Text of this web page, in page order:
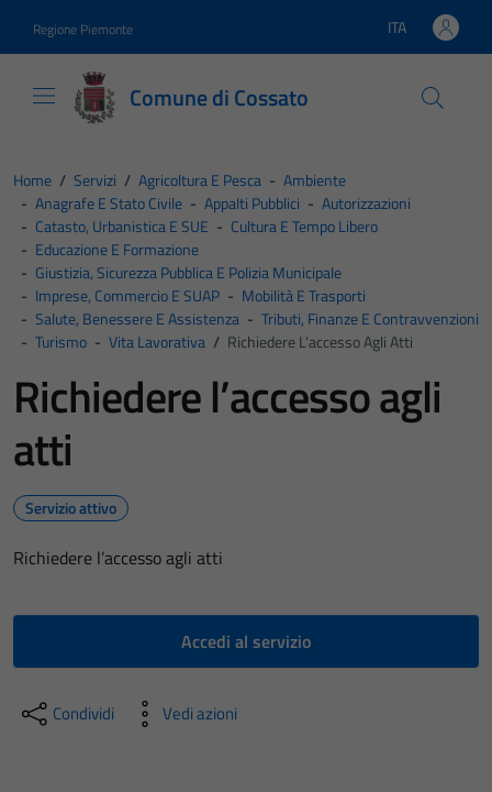
Regione Piemonte Lingua attiva:
ITA
Comune di Cossato
Home / Servizi / Agricoltura E Pesca - Ambiente
- Anagrafe E Stato Civile - Appalti Pubblici - Autorizzazioni
- Catasto, Urbanistica E SUE - Cultura E Tempo Libero
- Educazione E Formazione
- Giustizia, Sicurezza Pubblica E Polizia Municipale
- Imprese, Commercio E SUAP - Mobilità E Trasporti
- Salute, Benessere E Assistenza - Tributi, Finanze E Contravvenzioni
- Turismo - Vita Lavorativa / Richiedere L’accesso Agli Atti
Richiedere l’accesso agli
atti
Servizio attivo
Richiedere l’accesso agli atti
Accedi al servizio
Condividi Vedi azioni